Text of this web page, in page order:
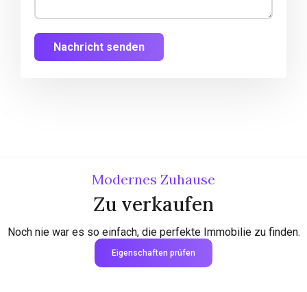
Nachricht senden
Modernes Zuhause
Zu verkaufen
Noch nie war es so einfach, die perfekte Immobilie zu finden.
Eigenschaften prüfen